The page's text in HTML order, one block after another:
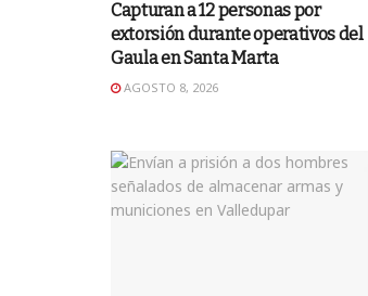
Capturan a 12 personas por
extorsión durante operativos del
Gaula en Santa Marta
AGOSTO 8, 2026